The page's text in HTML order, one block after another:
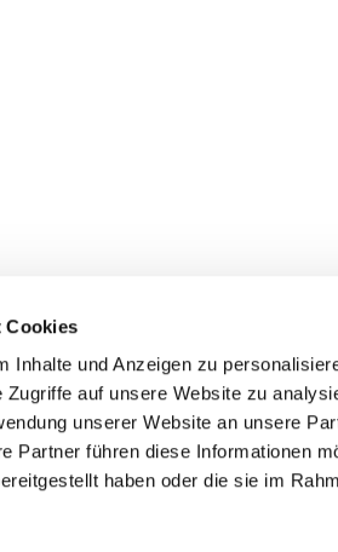
Cookies
Inhalte und Anzeigen zu
Zugriffe auf unsere Website zu
unserer Website an unsere
Partner führen diese Informationen
haben oder die sie im
Pfarrei St. Bernhard Stralsund/